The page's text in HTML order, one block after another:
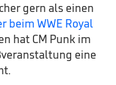
gern als einen
beim WWE Royal
hat CM Punk im
eine